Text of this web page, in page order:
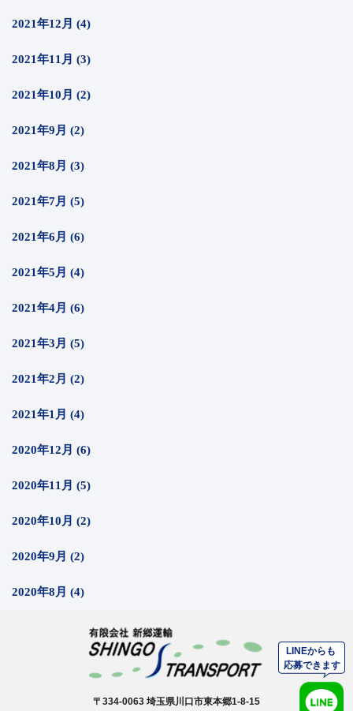
2021年12月 (4)
2021年11月 (3)
2021年10月 (2)
2021年9月 (2)
2021年8月 (3)
2021年7月 (5)
2021年6月 (6)
2021年5月 (4)
2021年4月 (6)
2021年3月 (5)
2021年2月 (2)
2021年1月 (4)
2020年12月 (6)
2020年11月 (5)
2020年10月 (2)
2020年9月 (2)
2020年8月 (4)
〒334-0063 埼玉県川口市東本郷1-8-15